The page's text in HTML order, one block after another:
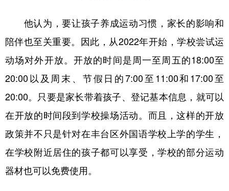
他认为，要让孩子养成运动习惯，家长的影响和
陪伴也至关重要。因此，从2022年开始，学校尝试运
动场对外开放。开放的时间是周一至周五的18:00至
20:00以及周末、节假日的7:00至11:00和17:00至
20:00。只要是家长带着孩子、登记基本信息，就可以
在开放的时间段到学校操场活动。而且，这样的开放
政策并不只是针对在丰台区外国语学校上学的学生，
在学校附近居住的孩子都可以享受，学校的部分运动
器材也可以免费使用。